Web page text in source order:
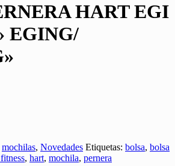
HART EGI
EGING/
mochilas, Novedades Etiquetas: bolsa, bolsa
, hart, mochila, pernera